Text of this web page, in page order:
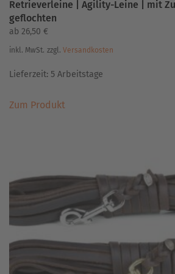
Retrieverleine | Agility-Leine | mit
geflochten
ab 26,50 €
inkl. MwSt. zzgl. Versandkosten
Lieferzeit: 5 Arbeitstage
Zum ProduktProdukt
Die
Optionen
können
auf
gewählt